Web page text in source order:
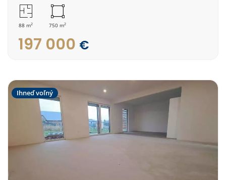
88 m2 750 m2
197 000 €
Ihneď voľný